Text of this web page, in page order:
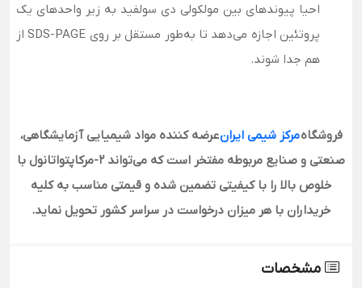
احیا پیوندهای بین مولکولی دی سولفید به زیر واحدهای یک
پروتئین اجازه می‌دهد تا به‌طور مستقل بر روی SDS-PAGE از
هم جدا شوند.
فروشگاهمرکز شیمی ایرانعرضه کننده مواد شیمیایی آزمایشگاهی،
صنعتی و صنایع مربوطه مفتخر است که می‌تواند ۲-مرکاپتواتانول با
خلوص بالا را با کیفیتی تضمین شده و قیمتی مناسب به کلیه
خریداران با هر میزان درخواست در سراسر کشور تحویل نماید.
مشخصات